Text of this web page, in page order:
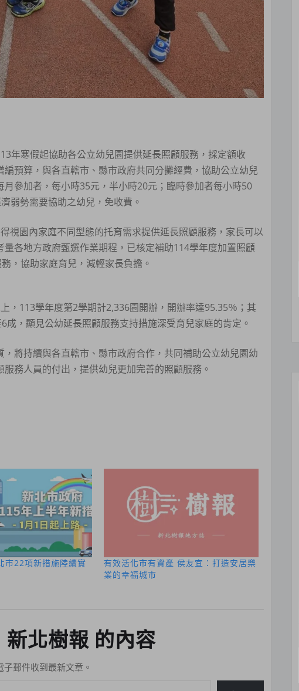
年寒假起協助各公立幼兒園提供延長照顧服務，採定額收
預算，與各直轄市、縣市政府共同分攤經費，協助公立幼兒
參加者，每小時35元，半小時20元；臨時參加者每小時50
弱勢需要協助之幼兒，免收費。
視園內家庭不同型態的托育需求提供延長照顧服務，家長可以
各地方政府甄選作業期程，已核定補助114學年度加置照顧
，協助家庭育兒，減輕家長負擔。
，113學年度第2學期計2,336園開辦，開辦率達95.35％；其
，顯見公幼延長照顧服務支持措施深受育兒家庭的肯定。
將持續與各直轄市、縣市政府合作，共同補助公立幼兒園幼
務人員的付出，提供幼兒更加完善的照顧服務。
市22項新措施陸續實
有效活化市有資產 侯友宜：打造安居樂
業的幸福城市
北樹報 的內容
郵件收到最新文章。